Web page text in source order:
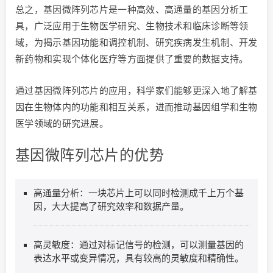
总之，基因微阵列芯片是一种高效、高通量的基因分析工
具，广泛应用于生物医学研究、生物技术和临床诊断等领
域，为揭示基因功能和调控机制、研究疾病发生机制、开发
新药物和实现个体化医疗等方面提供了重要的数据支持。
通过基因微阵列芯片的应用，科学家们能够更深入地了解基
因在生物体内的功能和相互关系，进而推动基因组学和生物
医学领域的研究进展。
基因微阵列芯片的优势
高通量分析：一块芯片上可以同时检测成千上万个基
因，大大提高了研究效率和数据产量。
高灵敏度：通过对标记信号的检测，可以测量基因的
表达水平或变异情况，具有较高的灵敏度和精确性。